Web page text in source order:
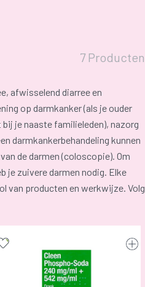
7 Producten
afwisselend diarree en
op darmkanker (als je ouder
je naaste familieleden), nazorg
darmkankerbehandeling kunnen
de darmen (coloscopie). Om
je zuivere darmen nodig. Elke
van producten en werkwijze. Volg